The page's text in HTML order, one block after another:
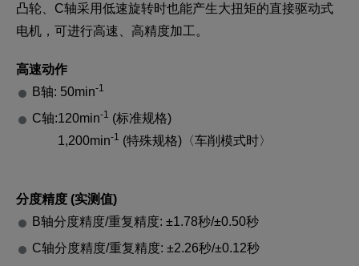
凸轮、C轴采用低速旋转时也能产生大扭矩的直接驱动式
电机，可进行高速、高精度加工。
高速动作
B轴: 50min-1
C轴:120min-1
(标准规格)
1,200min-1 (特殊规格)〈车削模式时〉
分度精度 (实测值)
B轴分度精度/重复精度: ±1.78秒/±0.50秒
C轴分度精度/重复精度: ±2.26秒/±0.12秒